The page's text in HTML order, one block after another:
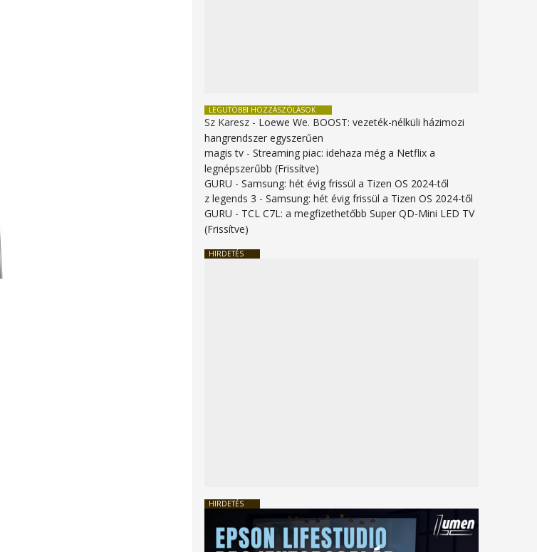
LEGUTÓBBI HOZZÁSZÓLÁSOK
Sz Karesz - Loewe We. BOOST: vezeték-nélküli házimozi
hangrendszer egyszerűen
magis tv -Streaming piac: idehaza még a Netflix a
legnépszerűbb (Frissítve)
GURU -Samsung: hét évig frissül a Tizen OS 2024-től
z legends 3 -Samsung: hét évig frissül a Tizen OS 2024-től
GURU - TCL C7L: a megfizethetőbb Super QD-Mini LED TV
(Frissítve)
HIRDETÉS
HIRDETÉS